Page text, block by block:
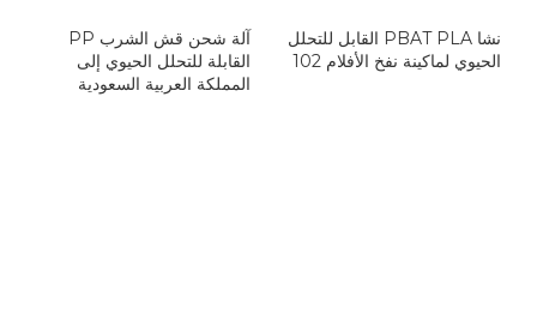
نشا PBAT PLA القابل للتحلل
الحيوي لماكينة نفخ الأفلام 102
آلة شحن قش الشرب PP
القابلة للتحلل الحيوي إلى
المملكة العربية السعودية